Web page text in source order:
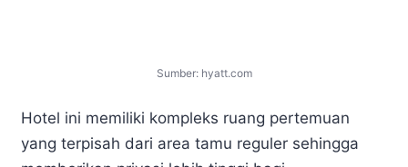
Sumber: hyatt.com
Hotel ini memiliki kompleks ruang pertemuan
yang terpisah dari area tamu reguler sehingga